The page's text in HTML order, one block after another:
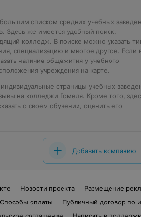
списком средних учебных
Здесь же имеется удобный поиск,
колледж. В поиске можно указать
специализацию и многое другое. Если
наличие общежития у учебного
учреждения на карте.
страницы учебных
на колледжи Гомеля. Кроме того,
о своем обучении, оценить его
Добавить компанию
Новости проекта Размещение
Способы оплаты
Публичный договор по